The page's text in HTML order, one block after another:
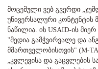
მოცემული ვებ გვერდი
უნივერსალური კონტენტის
ნაწილია. ის USAID-ის
"მედია გამჭვირვალე და
მმართველობისთვის" (M-
„კვლევისა და გაცვლების